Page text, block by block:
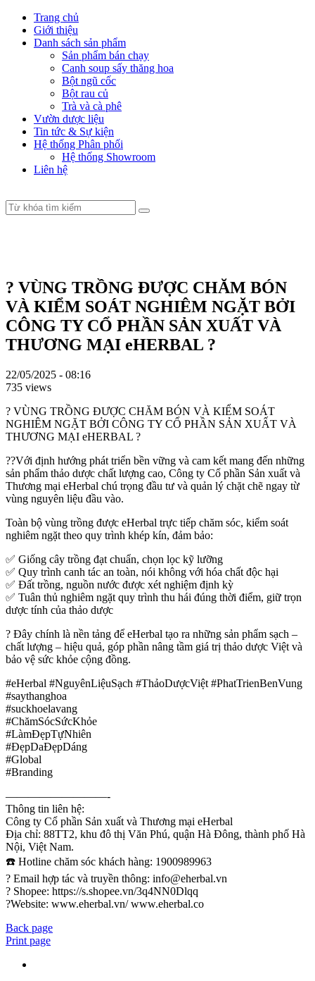
Trang chủ
Giới thiệu
Danh sách sản phẩm
Sản phẩm bán chạy
Canh soup sấy thăng hoa
Bột ngũ cốc
Bột rau củ
Trà và cà phê
Vườn dược liệu
Tin tức & Sự kiện
Hệ thống Phân phối
Hệ thống Showroom
Liên hệ
? VÙNG TRỒNG ĐƯỢC CHĂM BÓN
VÀ KIỂM SOÁT NGHIÊM NGẶT BỞI
CÔNG TY CỔ PHẦN SẢN XUẤT VÀ
THƯƠNG MẠI eHERBAL ?
22/05/2025 - 08:16
735 views
? VÙNG TRỒNG ĐƯỢC CHĂM BÓN VÀ KIỂM SOÁT
NGHIÊM NGẶT BỞI CÔNG TY CỔ PHẦN SẢN XUẤT VÀ
THƯƠNG MẠI eHERBAL ?
??Với định hướng phát triển bền vững và cam kết mang đến những
sản phẩm thảo dược chất lượng cao, Công ty Cổ phần Sản xuất và
Thương mại eHerbal chú trọng đầu tư và quản lý chặt chẽ ngay từ
vùng nguyên liệu đầu vào.
Toàn bộ vùng trồng được eHerbal trực tiếp chăm sóc, kiểm soát
nghiêm ngặt theo quy trình khép kín, đảm bảo:
✅ Giống cây trồng đạt chuẩn, chọn lọc kỹ lưỡng
✅ Quy trình canh tác an toàn, nói không với hóa chất độc hại
✅ Đất trồng, nguồn nước được xét nghiệm định kỳ
✅ Tuân thủ nghiêm ngặt quy trình thu hái đúng thời điểm, giữ trọn
dược tính của thảo dược
? Đây chính là nền tảng để eHerbal tạo ra những sản phẩm sạch –
chất lượng – hiệu quả, góp phần nâng tầm giá trị thảo dược Việt và
bảo vệ sức khỏe cộng đồng.
#eHerbal #NguyênLiệuSạch #ThảoDượcViệt #PhatTrienBenVung
#saythanghoa
#suckhoelavang
#ChămSócSứcKhỏe
#LàmĐẹpTựNhiên
#ĐẹpDaĐẹpDáng
#Global
#Branding
—————————-
Thông tin liên hệ:
Công ty Cổ phần Sản xuất và Thương mại eHerbal
Địa chỉ: 88TT2, khu đô thị Văn Phú, quận Hà Đông, thành phố Hà
Nội, Việt Nam.
☎️ Hotline chăm sóc khách hàng: 1900989963
? Email hợp tác và truyền thông: info@eherbal.vn
?️ Shopee: https://s.shopee.vn/3q4NN0Dlqq
?Website: www.eherbal.vn/ www.eherbal.co
Back page
Print page